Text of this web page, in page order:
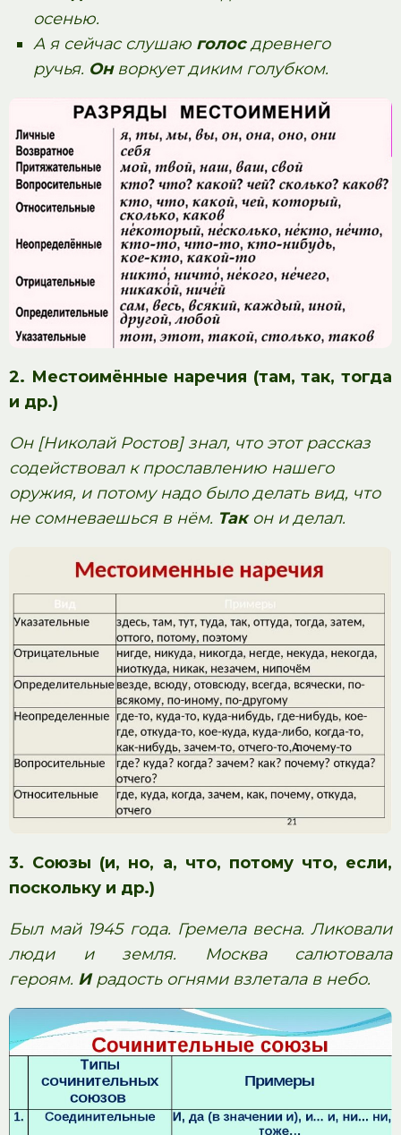
осенью.
А я сейчас слушаю голосдревнего
ручья. Он воркует диким голубком.
2. Местоимённые наречия (там, так, тогда
и др.)
Он [Николай Ростов] знал, что этот рассказ
содействовал к прославлению нашего
оружия, и потому надо было делать вид, что
не сомневаешься в нём. Такон и делал.
3. Союзы (и, но, а, что, потому что, если,
поскольку и др.)
Был май 1945 года. Гремела весна. Ликовали
люди и земля. Москва салютовала
героям. И радость огнями взлетала в небо.